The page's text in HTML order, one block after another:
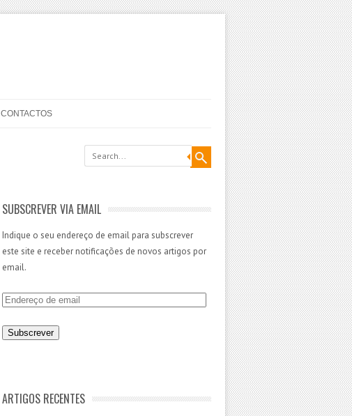
CONTACTOS
SUBSCREVER VIA EMAIL
Indique o seu endereço de email para subscrever
este site e receber notificações de novos artigos por
email.
E
ç
ARTIGOS RECENTES